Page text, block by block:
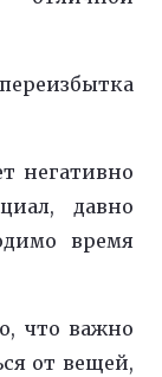
негативно
давно
время
что важно
от вещей,